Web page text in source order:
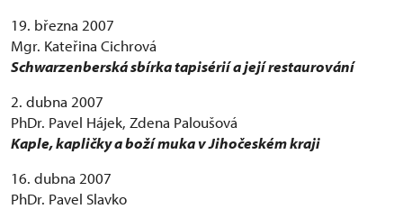
19. března 2007
Mgr. Kateřina Cichrová
Schwarzenberská sbírka tapisérií a její restaurování
2. dubna 2007
PhDr. Pavel Hájek, Zdena Paloušová
Kaple, kapličky a boží muka v Jihočeském kraji
16. dubna 2007
PhDr. Pavel Slavko